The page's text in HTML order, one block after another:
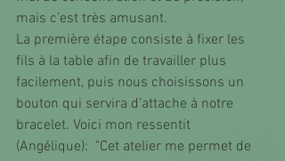
mais c’est très amusant.
La première étape consiste à fixer les
fils à la table afin de travailler plus
facilement, puis nous choisissons un
bouton qui servira d’attache à notre
bracelet. Voici mon ressentit
(Angélique):  "Cet atelier me permet de